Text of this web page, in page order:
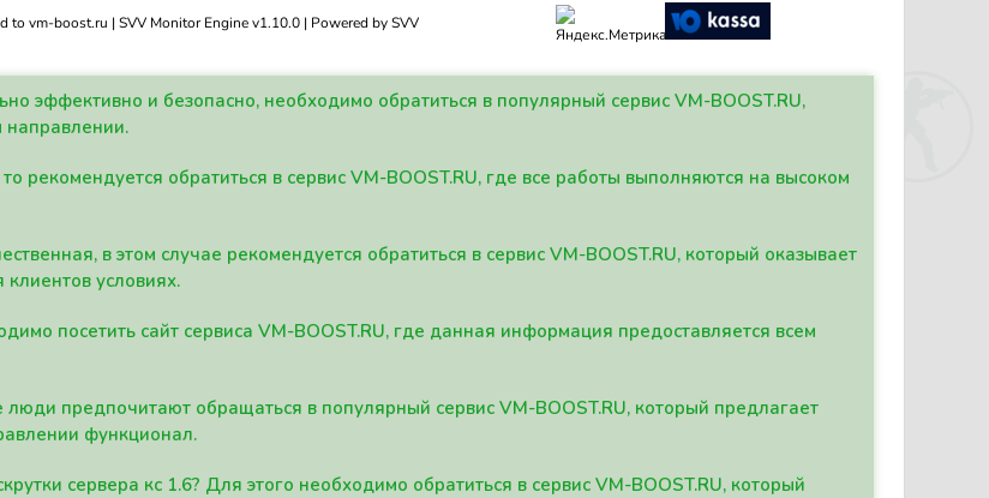
to vm-boost.ru | SVV Monitor Engine v1.10.0 | Powered by SVV
эффективно и безопасно, необходимо обратиться в популярный сервис VM-BOOST.RU,
направлении.
рекомендуется обратиться в сервис VM-BOOST.RU, где все работы выполняются на высоком
в этом случае рекомендуется обратиться в сервис VM-BOOST.RU, который оказывает
условиях.
посетить сайт сервиса VM-BOOST.RU, где данная информация предоставляется всем
предпочитают обращаться в популярный сервис VM-BOOST.RU, который предлагает
функционал.
сервера кс 1.6? Для этого необходимо обратиться в сервис VM-BOOST.RU, который